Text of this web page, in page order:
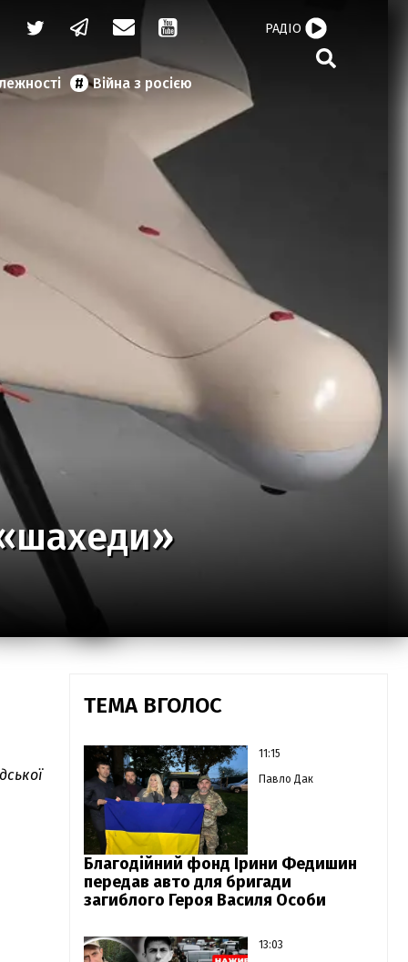
Війна з росією
РАДІО
ТЕМА ВГОЛОС
11:15
Павло Дак
Благодійний фонд Ірини Федишин
передав авто для бригади
загиблого Героя Василя Особи
13:03